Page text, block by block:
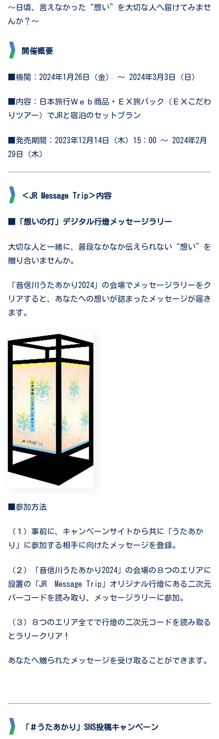
～日頃、言えなかった“想い”を大切な人へ届けてみませ
んか？～
開催概要
■機関：2024年1月26日（金） ～ 2024年3月3日（日）
■内容：日本旅行Ｗｅｂ商品・ＥＸ旅パック（ＥＸこだわ
りツアー）でJRと宿泊のセットプラン
■発売期間：2023年12月14日（木）15：00 ～ 2024年2月
29日（木）
＜JR Message Trip＞内容
■「想いの灯」デジタル行燈メッセージラリー
大切な人と一緒に、普段なかなか伝えられない“想い”を
贈り合いませんか。
「音信川うたあかり2024」の会場でメッセージラリーをク
リアすると、あなたへの想いが詰まったメッセージが届き
ます。
■参加方法
（１）事前に、キャンペーンサイトから共に「うたあか
り」に参加する相手に向けたメッセージを登録。
（２）「音信川うたあかり2024」の会場の８つのエリアに
設置の「JR Message Trip」オリジナル行燈にある二次元
バーコードを読み取り、メッセージラリーに参加。
（３）８つのエリア全てで行燈の二次元コードを読み取る
とラリークリア！
あなたへ贈られたメッセージを受け取ることができます。
「＃うたあかり」SNS投稿キャンペーン